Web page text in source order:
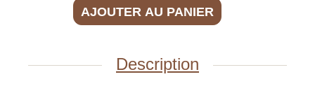
AJOUTER AU PANIER
Description